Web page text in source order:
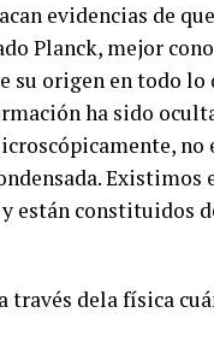
evidencias de
Planck, mejor
su origen en todo
ha sido
no
Existimos
están constituidos
través dela física